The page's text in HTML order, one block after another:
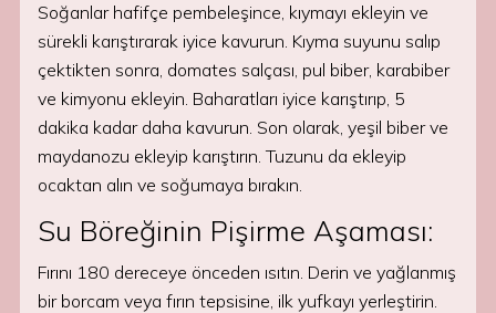
Soğanlar hafifçe pembeleşince, kıymayı ekleyin ve
sürekli karıştırarak iyice kavurun. Kıyma suyunu salıp
çektikten sonra, domates salçası, pul biber, karabiber
ve kimyonu ekleyin. Baharatları iyice karıştırıp, 5
dakika kadar daha kavurun. Son olarak, yeşil biber ve
maydanozu ekleyip karıştırın. Tuzunu da ekleyip
ocaktan alın ve soğumaya bırakın.
Su Böreğinin Pişirme Aşaması:
Fırını 180 dereceye önceden ısıtın. Derin ve yağlanmış
bir borcam veya fırın tepsisine, ilk yufkayı yerleştirin.